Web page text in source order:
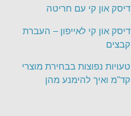
דיסק און קי עם חריטה
דיסק און קי לאייפון – העברת
קבצים
טעויות נפוצות בבחירת מוצרי
קד"מ ואיך להימנע מהן